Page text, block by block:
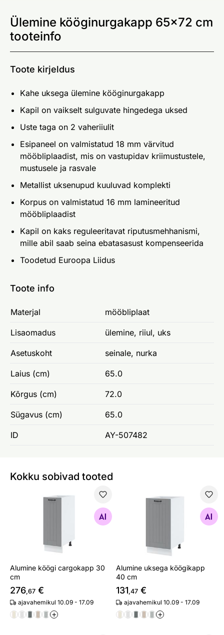
Ülemine kööginurgakapp 65x72 cm
tooteinfo
Toote kirjeldus
Kahe uksega ülemine kööginurgakapp
Kapil on vaikselt sulguvate hingedega uksed
Uste taga on 2 vaheriiulit
Esipaneel on valmistatud 18 mm värvitud
mööbliplaadist, mis on vastupidav kriimustustele,
mustusele ja rasvale
Metallist uksenupud kuuluvad komplekti
Korpus on valmistatud 16 mm lamineeritud
mööbliplaadist
Kapil on kaks reguleeritavat riputusmehhanismi,
mille abil saab seina ebatasasust kompenseerida
Toodetud Euroopa Liidus
Toote info
Materjal mööbliplaat
Lisaomadus ülemine, riiul, uks
Asetuskoht seinale, nurka
Laius (cm) 65.0
Kõrgus (cm) 72.0
Sügavus (cm) 65.0
ID AY-507482
Kokku sobivad tooted
Alumine köögi cargokapp 30
cm
276,67 €
ajavahemikul 10.09 - 17.09
+
Alumine uksega köögikapp
Alumine uksega köögikapp
40 cm
131,47 €
ajavahemikul 10.09 - 17.09
+